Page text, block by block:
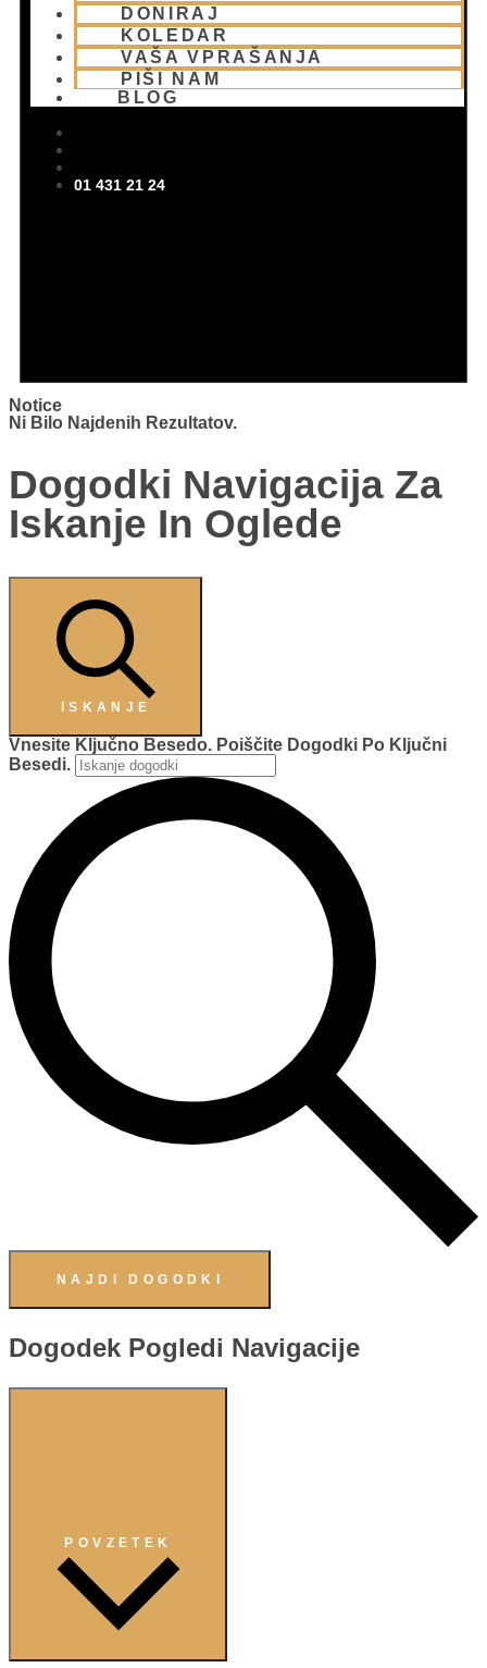
DONIRAJ
KOLEDAR
VAŠA VPRAŠANJA
PIŠI NAM
BLOG
01 431 21 24
Notice
Ni Bilo Najdenih Rezultatov.
Dogodki Navigacija Za
Iskanje In Oglede
ISKANJE
Vnesite Ključno Besedo. Poiščite Dogodki Po Ključni
Besedi.
NAJDI DOGODKI
Dogodek Pogledi Navigacije
POVZETEK